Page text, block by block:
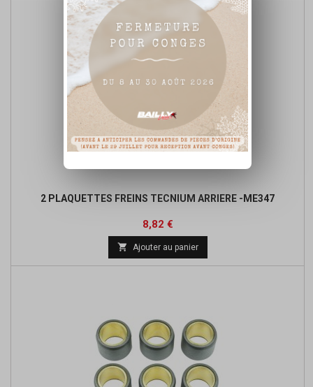
2 PLAQUETTES FREINS TECNIUM ARRIERE -ME347
Prix
8,82 €Prix
base
 Ajouter au panier